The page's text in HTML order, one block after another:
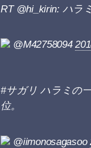
RT @hi_kirin: ハラ
@M42758094
#サガリ ハラミの
位。
@iimonosagasoo